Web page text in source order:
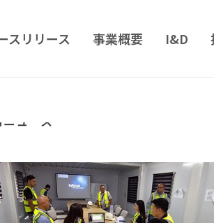
スリリース 事業概要 I&D
ュース